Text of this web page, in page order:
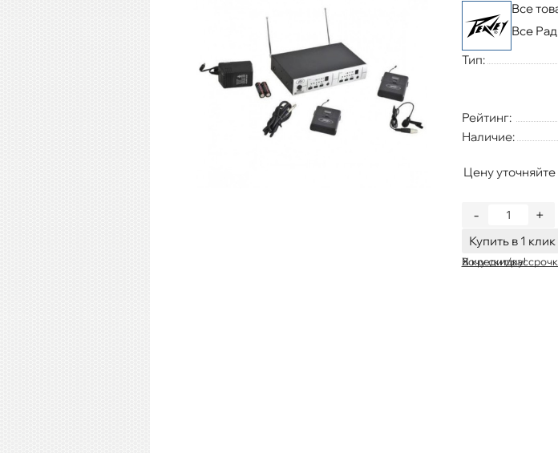
Все
Все
Тип:
Рейтинг:
Наличие:
Цену уточняйте
+
-
Купить в 1 клик
В кредит/
Хочу скидку!